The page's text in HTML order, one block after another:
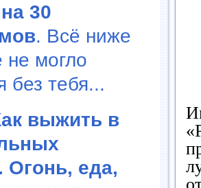
30
. Всё ниже
не могло
без тебя...
выжить в
Огонь, еда,